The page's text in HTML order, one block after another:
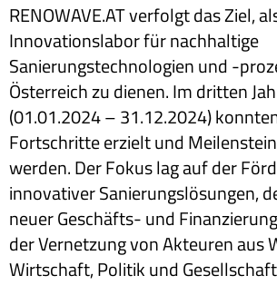
RENOWAVE.AT verfolgt das Ziel,
Innovationslabor für nachhaltige
Sanierungstechnologien und -
Österreich zu dienen. Im dritten
(01.01.2024 – 31.12.2024)
Fortschritte erzielt und
werden. Der Fokus lag auf der
innovativer Sanierungslösungen,
neuer Geschäfts- und
der Vernetzung von Akteuren aus
Wirtschaft, Politik und